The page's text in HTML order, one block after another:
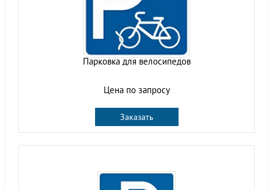
Парковка для велосипедов
Цена по запросу
Заказать